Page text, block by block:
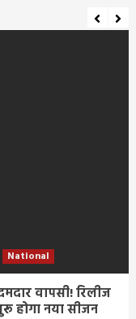
National
वापसी! रिलीज
होगा नया सीजन